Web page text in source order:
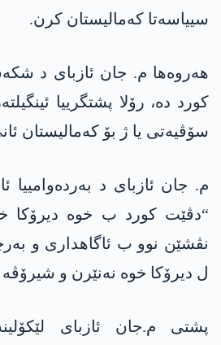
سییاسەتا کەمالیستان کرن.
ھەروەھا م. جان ئازبای د
کورد دە، رۆلا پشتگرییا
سۆڤیەتی یا ژ بۆ کەمالیستان
م. جان ئازبای د بەردەوامییا
“دڤێت کورد ب خوە دیرۆکا
نڤشێن نوو ب ئاگاھداری و
ل دیرۆکا خوە نەنێرن و
پشتی م.جان ئازبای